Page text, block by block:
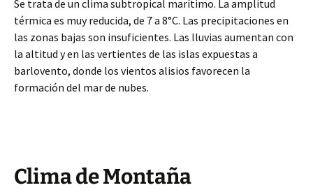
Se trata de un clima subtropical marítimo. La amplitud
térmica es muy reducida, de 7 a 8°C. Las precipitaciones en
las zonas bajas son insuficientes. Las lluvias aumentan con
la altitud y en las vertientes de las islas expuestas a
barlovento, donde los vientos alisios favorecen la
formación del mar de nubes.
Clima de Montaña